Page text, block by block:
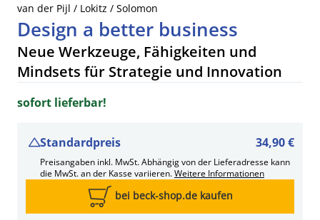
van der Pijl / Lokitz / Solomon
Design a better business
Neue Werkzeuge, Fähigkeiten und
Mindsets für Strategie und Innovation
sofort lieferbar!
Standardpreis 34,90 €
Preisangaben inkl. MwSt. Abhängig von der Lieferadresse kann
die MwSt. an der Kasse variieren.Weitere Informationen
bei beck-shop.de kaufen